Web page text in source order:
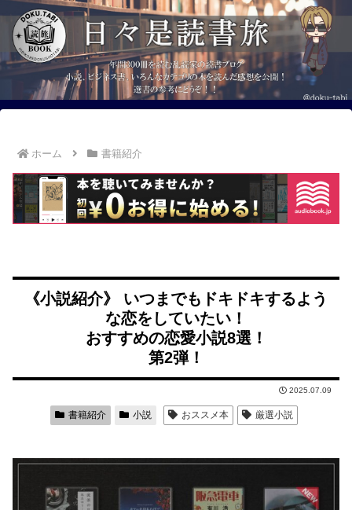
ホーム 書籍紹介
《小説紹介》 いつまでもドキドキするよう
な恋をしていたい！
おすすめの恋愛小説8選！
第2弾！
2025.07.09
書籍紹介 小説 おススメ本 厳選小説